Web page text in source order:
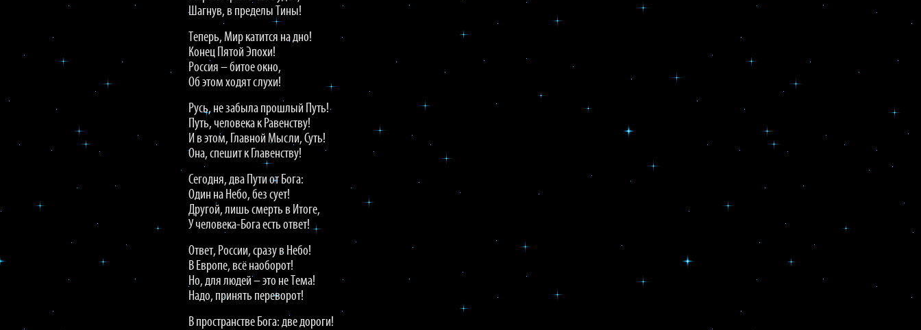
Шагнув, в пределы Тины!
Теперь, Мир катится на дно!
Конец Пятой Эпохи!
Россия – битое окно,
Об этом ходят слухи!
Русь, не забыла прошлый Путь!
Путь, человека к Равенству!
И в этом, Главной Мысли, Суть!
Она, спешит к Главенству!
Сегодня, два Пути от Бога:
Один на Небо, без сует!
Другой, лишь смерть в Итоге,
У человека-Бога есть ответ!
Ответ, России, сразу в Небо!
В Европе, всё наоборот!
Но, для людей – это не Тема!
Надо, принять переворот!
В пространстве Бога: две дороги!